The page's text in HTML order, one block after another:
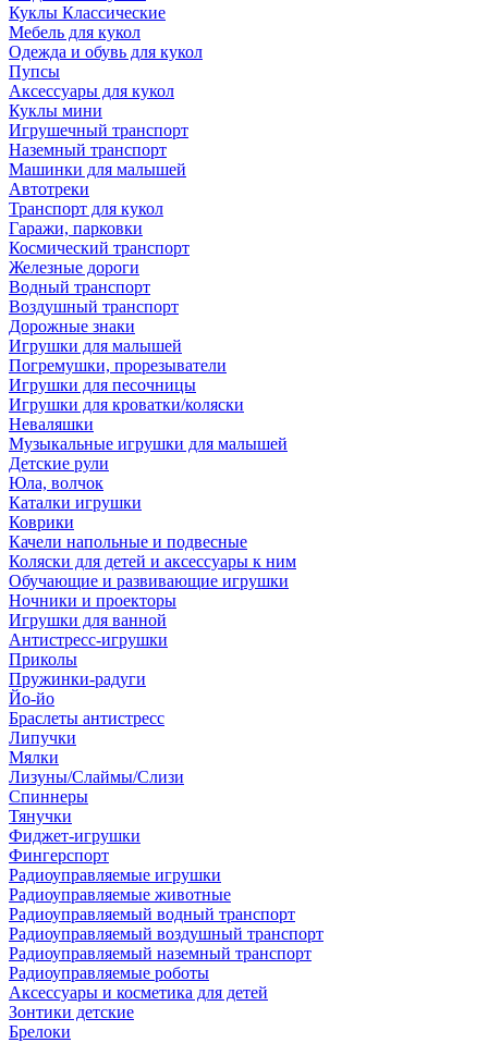
Куклы Классические
Мебель для кукол
Одежда и обувь для кукол
Пупсы
Аксессуары для кукол
Куклы мини
Игрушечный транспорт
Наземный транспорт
Машинки для малышей
Автотреки
Транспорт для кукол
Гаражи, парковки
Космический транспорт
Железные дороги
Водный транспорт
Воздушный транспорт
Дорожные знаки
Игрушки для малышей
Погремушки, прорезыватели
Игрушки для песочницы
Игрушки для кроватки/коляски
Неваляшки
Музыкальные игрушки для малышей
Детские рули
Юла, волчок
Каталки игрушки
Коврики
Качели напольные и подвесные
Коляски для детей и аксессуары к ним
Обучающие и развивающие игрушки
Ночники и проекторы
Игрушки для ванной
Антистресс-игрушки
Приколы
Пружинки-радуги
Йо-йо
Браслеты антистресс
Липучки
Мялки
Лизуны/Слаймы/Слизи
Спиннеры
Тянучки
Фиджет-игрушки
Фингерспорт
Радиоуправляемые игрушки
Радиоуправляемые животные
Радиоуправляемый водный транспорт
Радиоуправляемый воздушный транспорт
Радиоуправляемый наземный транспорт
Радиоуправляемые роботы
Аксессуары и косметика для детей
Зонтики детские
Брелоки